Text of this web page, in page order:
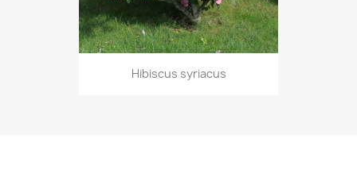
Hibiscus syriacus